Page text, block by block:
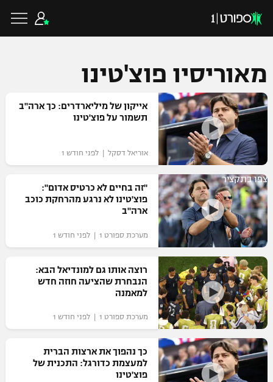
VOD
רץ ברשת
כדורגל ישראלי
ליגת העל
גביע הטוטו
ליגיונרים
גביע המדינה
נבחרת ישראל
מכבי חיפה
בית"ר ירושלים
מכבי תל אביב
כדורגל עולמי
ליגת האלופות
ליגה אירופית
ליגה אנגלית
ליגה גרמנית
ליגה ספרדית
ליגה איטלקית
ליגה צרפתית
כדורסל ישראלי
ליגת ווינר סל
ליגה לאומית
כדורסל נשים
מכבי תל אביב
הפועל חולון
הפועל ירושלים
כדורסל עולמי
NBA
יורוליג
יורוקאפ
ענפים נוספים
טניס
כדוריד
כדורעף
מאוריסיו פוצ'טינו
אייקון של מיליארדרים: כך ארה"ב
תשמור על פוצ'טינו
אוריאל דסקל | לפני חודש 1
צפו בתקציר
"זה בחיים לא כרטיס אדום":
פוצ'טינו לא נרגע מהרחקת כוכב
ארה"ב
מערכת ספורט 1 | לפני חודש 1
רוצה אותו גם למונדיאל הבא:
הנבחרת שהציעה חוזה חדש
למאמנה
מערכת ספורט 1 | לפני חודש 1
כך נהפוך את ארצות הברית
למעצמת כדורגל: התכנית של
פוצ'טינו